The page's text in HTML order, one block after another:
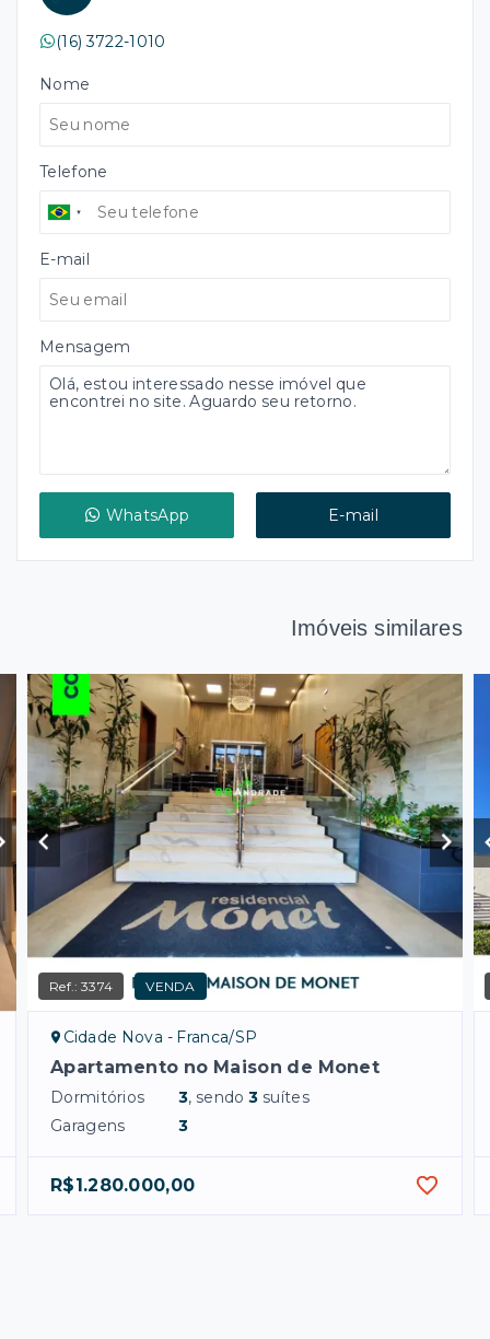
(16) 3722-1010
Nome
Telefone
E-mail
Mensagem
WhatsApp E-mail
Imóveis similares
Ref.:3374 VENDA
Cidade Nova - Franca/SP
Apartamento no Maison de Monet
Dormitórios 3, sendo3 suítes
Garagens
3
R$1.280.000,00